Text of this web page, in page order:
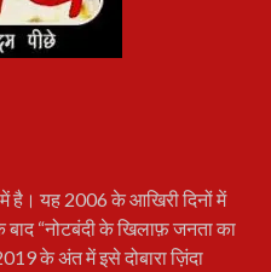
है। यह 2006 के आखिरी दिनों में
“नोटबंदी के खिलाफ़ जनता का
के अंत में इसे दोबारा ज़िंदा